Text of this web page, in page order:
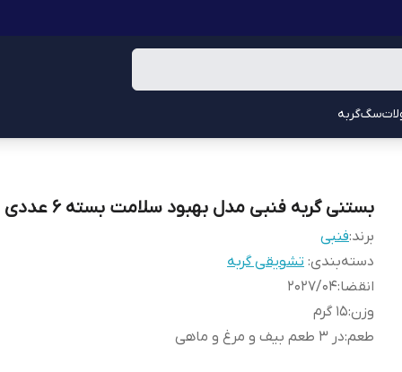
سگگربه
بستنی گربه فنبی مدل بهبود سلامت بسته 6 عددی
برند:فنبی
دسته‌بندی: تشویقی گربه
انقضا:202۷/۰۴
وزن:15 گرم
طعم:در 3 طعم بیف و مرغ و ماهی